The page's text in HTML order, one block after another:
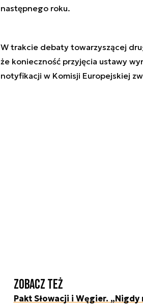
następnego roku.
W trakcie debaty towarzyszącej
że konieczność przyjęcia ustawy
notyfikacji w Komisji Europejskiej
Zobacz też
Pakt Słowacji i Węgier.